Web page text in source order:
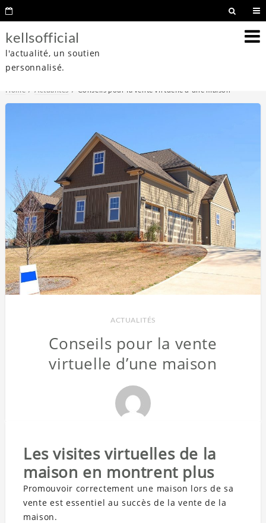
kellsofficial
l'actualité, un soutien
personnalisé.
Home Actualités Conseils pour la vente virtuelle d’une maison
ACTUALITÉS
Conseils pour la vente
virtuelle d’une maison
Les visites virtuelles de la
maison en montrent plus
Promouvoir correctement une maison lors de sa
vente est essentiel au succès de la vente de la
maison.